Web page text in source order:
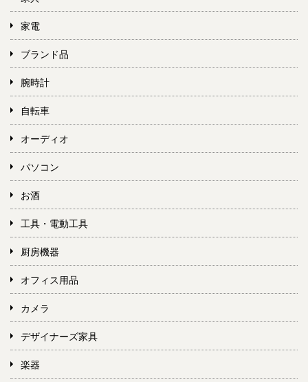
家電
ブランド品
腕時計
自転車
オーディオ
パソコン
お酒
工具・電動工具
厨房機器
オフィス用品
カメラ
デザイナーズ家具
楽器